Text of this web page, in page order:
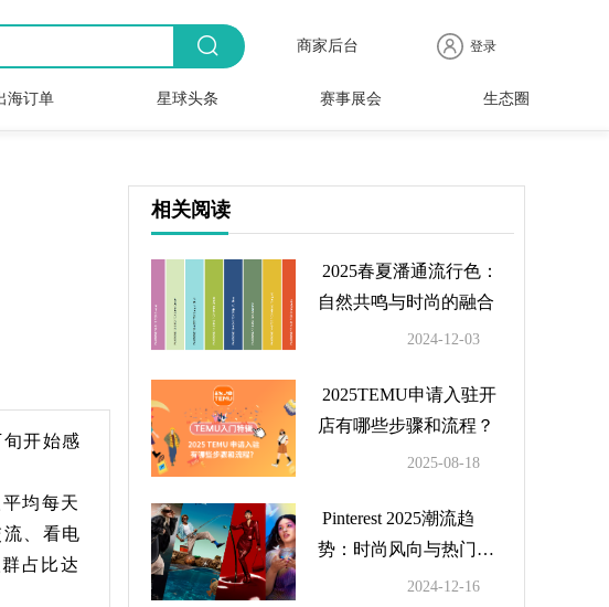
商家后台 登录
海订单 星球头条
快报
电商
速递
专访
聚焦
品牌
赛事展会 生态圈
开始感
均每天
、看电
占比达
相关阅读
自然共鸣与时尚的融合
2024-12-03
店有哪些步骤和流程？
2025-08-18
势：时尚风向与热门搜
2024-12-16